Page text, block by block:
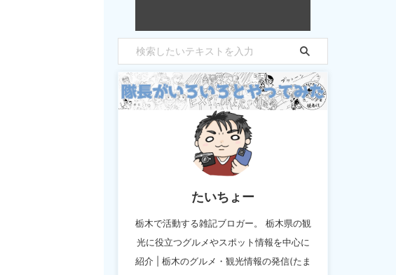
たいちょー
栃木で活動する雑記ブロガー。 栃木県の観
光に役立つグルメやスポット情報を中心に
紹介 | 栃木のグルメ・観光情報の発信(たま